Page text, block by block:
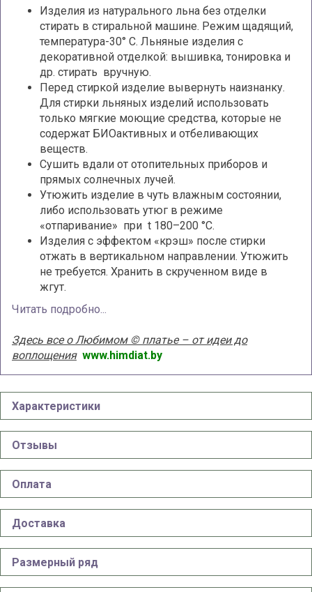
Изделия из натурального льна без отделки
стирать в стиральной машине. Режим щадящий,
температура-30° С. Льняные изделия с
декоративной отделкой: вышивка, тонировка и
др. стирать вручную.
Перед стиркой изделие вывернуть наизнанку.
Для стирки льняных изделий использовать
только мягкие моющие средства, которые не
содержат БИОактивных и отбеливающих
веществ.
Сушить вдали от отопительных приборов и
прямых солнечных лучей.
Утюжить изделие в чуть влажным состоянии,
либо использовать утюг в режиме
«отпаривание» при t 180–200 °С.
Изделия с эффектом «крэш» после стирки
отжать в вертикальном направлении. Утюжить
не требуется. Хранить в скрученном виде в
жгут.
Читать подробно...
Здесь все о Любимом © платье – от идеи до
воплощения www.himdiat.by
Характеристики
Отзывы
Оплата
Доставка
Размерный ряд